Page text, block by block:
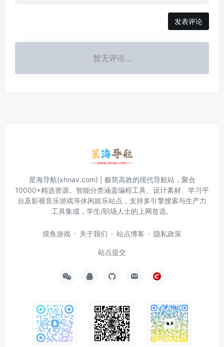
发表评论
暂无评论...
星海导航(xhnav.com) | 极简高效的现代导航站，聚合
10000+精选资源。智能分类涵盖编程工具、设计素材、学习平
台及影视音乐游戏等休闲娱乐站点，支持多引擎搜索与生产力
工具集成，学生/职场人士的上网首选。
摸鱼游戏 关于我们 站点博客 隐私政策
站点提交